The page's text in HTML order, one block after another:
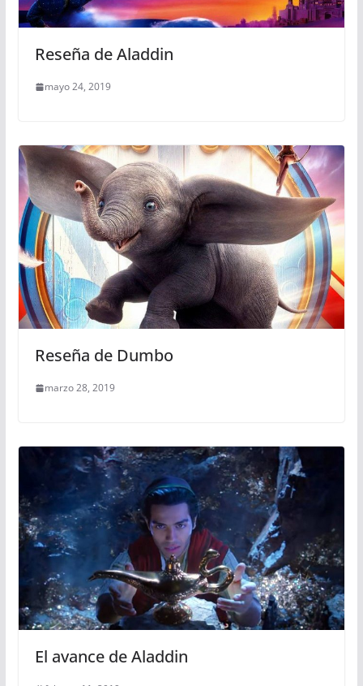
Reseña de Aladdin
mayo 24, 2019
Reseña de Dumbo
marzo 28, 2019
El avance de Aladdin